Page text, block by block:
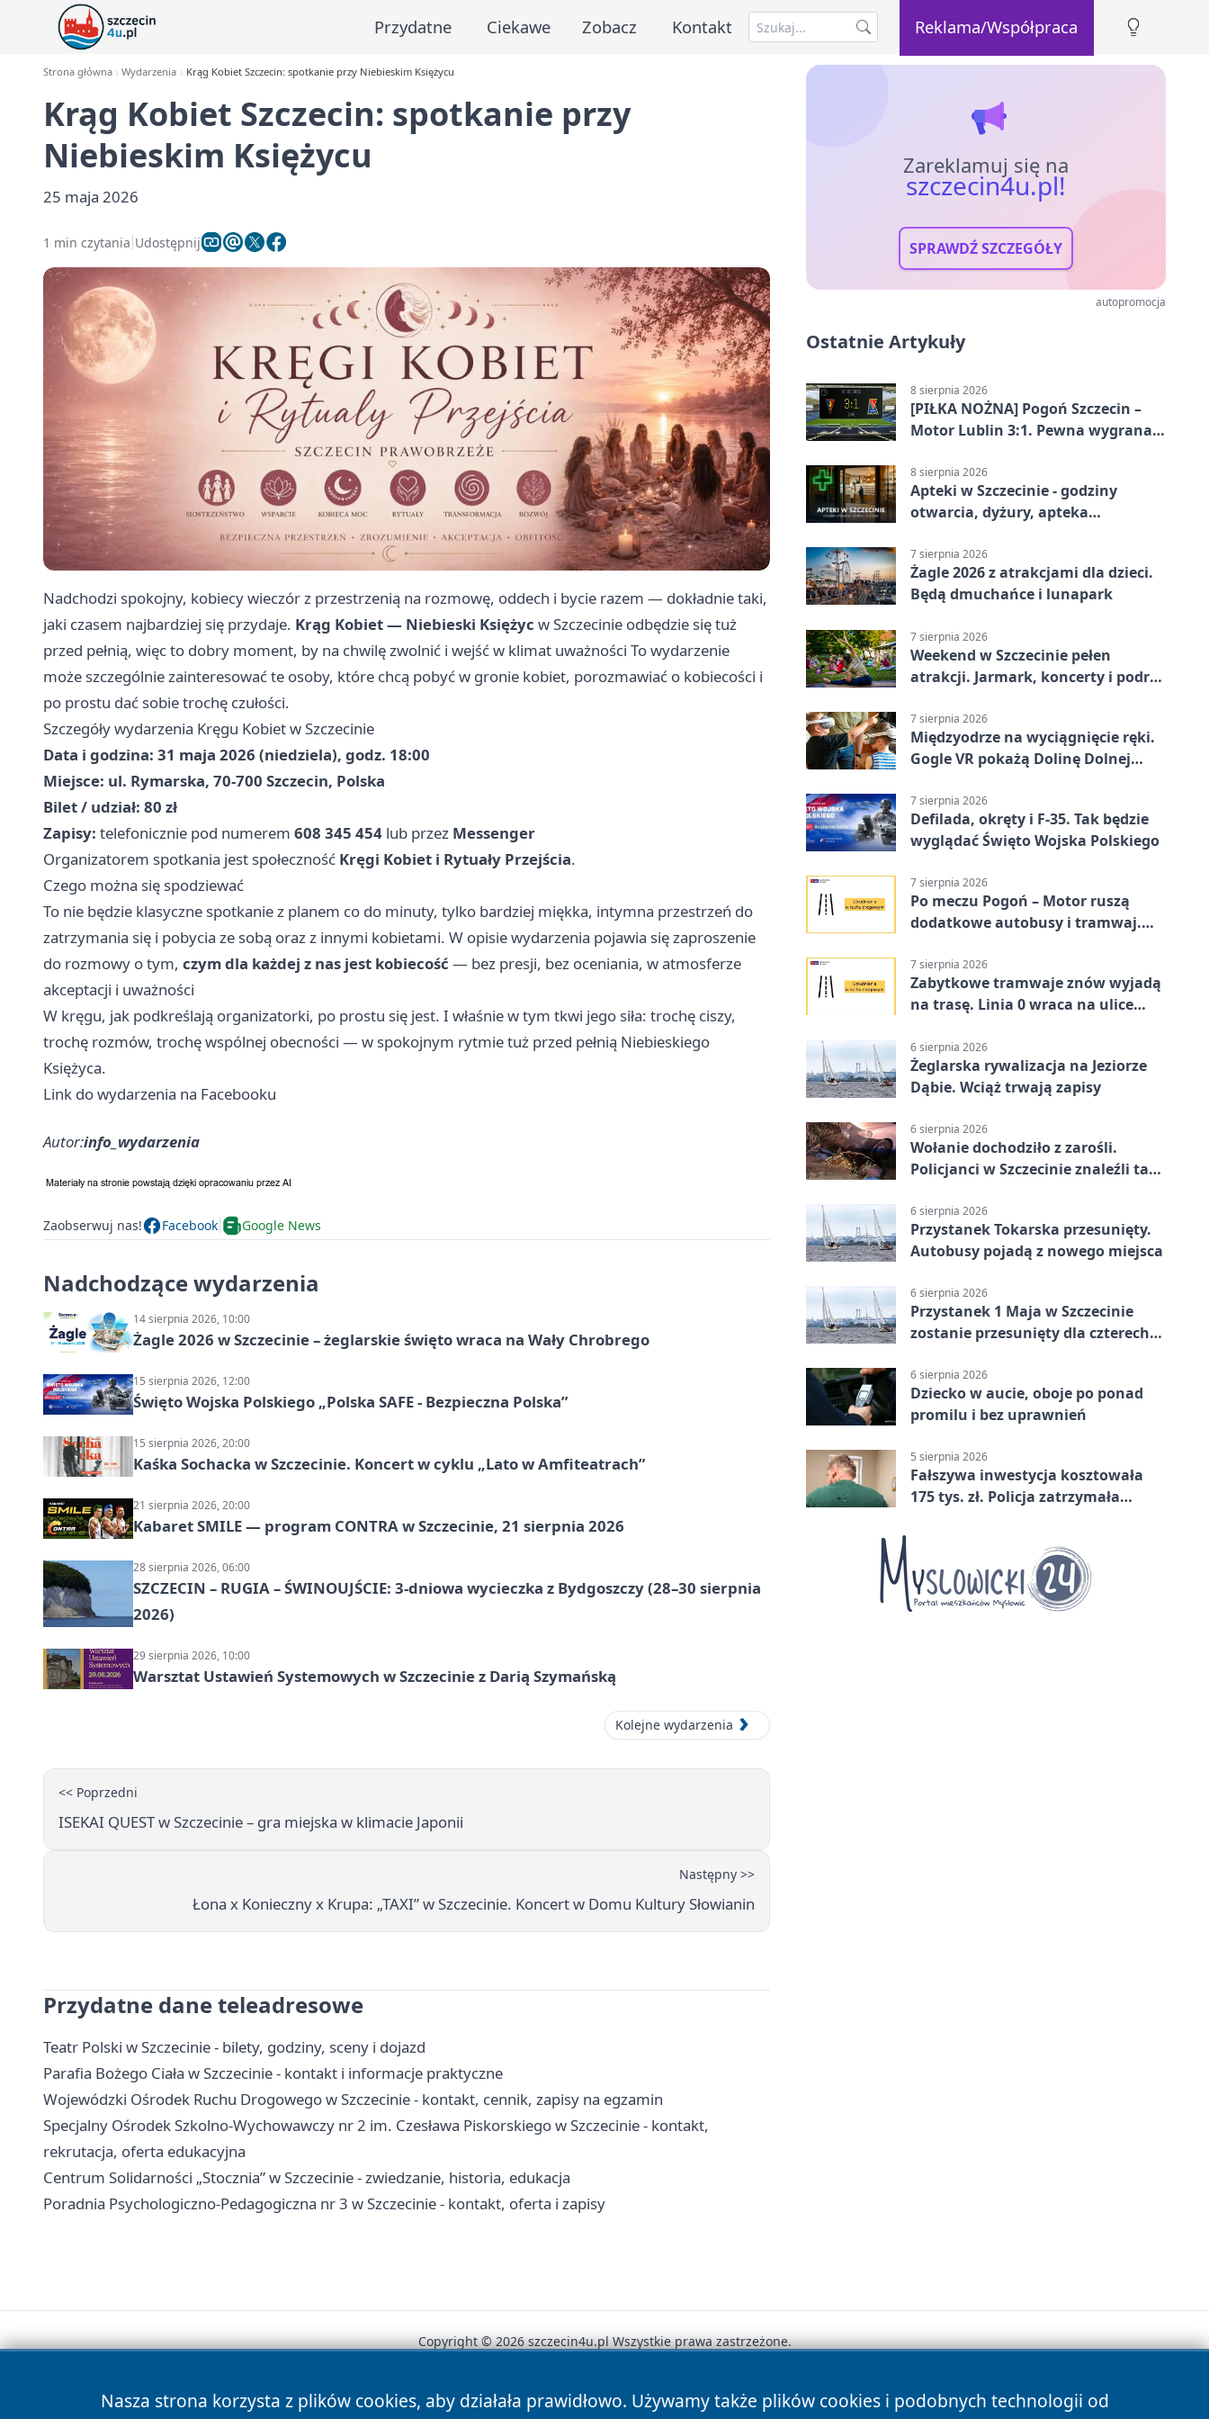
Przydatne Ciekawe Zobacz Kontakt Reklama/Współpraca
Strona główna Wydarzenia Krąg Kobiet Szczecin: spotkanie przy Niebieskim Księżycu
Krąg Kobiet Szczecin: spotkanie przy
Niebieskim Księżycu
25 maja 2026
1 min czytania Udostępnij
Nadchodzi spokojny, kobiecy wieczór z przestrzenią na rozmowę, oddech i bycie razem — dokładnie taki,
jaki czasem najbardziej się przydaje. Krąg Kobiet — Niebieski Księżyc w Szczecinie odbędzie się tuż
przed pełnią, więc to dobry moment, by na chwilę zwolnić i wejść w klimat uważności To wydarzenie
może szczególnie zainteresować te osoby, które chcą pobyć w gronie kobiet, porozmawiać o kobiecości i
po prostu dać sobie trochę czułości.
Szczegóły wydarzenia Kręgu Kobiet w Szczecinie
Data i godzina: 31 maja 2026 (niedziela), godz. 18:00
Miejsce: ul. Rymarska, 70-700 Szczecin, Polska
Bilet / udział: 80 zł
Zapisy: telefonicznie pod numerem 608 345 454 lub przez Messenger
Organizatorem spotkania jest społeczność Kręgi Kobiet i Rytuały Przejścia.
Czego można się spodziewać
To nie będzie klasyczne spotkanie z planem co do minuty, tylko bardziej miękka, intymna przestrzeń do
zatrzymania się i pobycia ze sobą oraz z innymi kobietami. W opisie wydarzenia pojawia się zaproszenie
do rozmowy o tym, czym dla każdej z nas jest kobiecość — bez presji, bez oceniania, w atmosferze
akceptacji i uważności
W kręgu, jak podkreślają organizatorki, po prostu się jest. I właśnie w tym tkwi jego siła: trochę ciszy,
trochę rozmów, trochę wspólnej obecności — w spokojnym rytmie tuż przed pełnią Niebieskiego
Księżyca.
Link do wydarzenia na Facebooku
Autor:info_wydarzenia
Zaobserwuj nas! Facebook Google News
Nadchodzące wydarzenia
14 sierpnia 2026, 10:00
Żagle 2026 w Szczecinie – żeglarskie święto wraca na Wały Chrobrego
15 sierpnia 2026, 12:00
Święto Wojska Polskiego „Polska SAFE - Bezpieczna Polska”
15 sierpnia 2026, 20:00
Kaśka Sochacka w Szczecinie. Koncert w cyklu „Lato w Amfiteatrach”
21 sierpnia 2026, 20:00
Kabaret SMILE — program CONTRA w Szczecinie, 21 sierpnia 2026
28 sierpnia 2026, 06:00
SZCZECIN – RUGIA – ŚWINOUJŚCIE: 3-dniowa wycieczka z Bydgoszczy (28–30 sierpnia
2026)
29 sierpnia 2026, 10:00
Warsztat Ustawień Systemowych w Szczecinie z Darią Szymańską
Kolejne wydarzenia
<< Poprzedni
ISEKAI QUEST w Szczecinie – gra miejska w klimacie Japonii
Następny >>
Łona x Konieczny x Krupa: „TAXI” w Szczecinie. Koncert w Domu Kultury Słowianin
Przydatne dane teleadresowe
Teatr Polski w Szczecinie - bilety, godziny, sceny i dojazd
Parafia Bożego Ciała w Szczecinie - kontakt i informacje praktyczne
Wojewódzki Ośrodek Ruchu Drogowego w Szczecinie - kontakt, cennik, zapisy na egzamin
Specjalny Ośrodek Szkolno-Wychowawczy nr 2 im. Czesława Piskorskiego w Szczecinie - kontakt,
rekrutacja, oferta edukacyjna
Centrum Solidarności „Stocznia” w Szczecinie - zwiedzanie, historia, edukacja
Poradnia Psychologiczno-Pedagogiczna nr 3 w Szczecinie - kontakt, oferta i zapisy
Zareklamuj się na
szczecin4u.pl!
SPRAWDŹ SZCZEGÓŁY
autopromocja
Ostatnie Artykuły
8 sierpnia 2026
[PIŁKA NOŻNA] Pogoń Szczecin –
Motor Lublin 3:1. Pewna wygrana
8 sierpnia 2026
Apteki w Szczecinie - godziny
otwarcia, dyżury, apteka
7 sierpnia 2026
Żagle 2026 z atrakcjami dla dzieci.
Będą dmuchańce i lunapark
7 sierpnia 2026
Weekend w Szczecinie pełen
atrakcji. Jarmark, koncerty i podróż
7 sierpnia 2026
Międzyodrze na wyciągnięcie ręki.
Gogle VR pokażą Dolinę Dolnej
7 sierpnia 2026
Defilada, okręty i F-35. Tak będzie
wyglądać Święto Wojska Polskiego
7 sierpnia 2026
Po meczu Pogoń – Motor ruszą
dodatkowe autobusy i tramwaj.
7 sierpnia 2026
Zabytkowe tramwaje znów wyjadą
na trasę. Linia 0 wraca na ulice
6 sierpnia 2026
Żeglarska rywalizacja na Jeziorze
Dąbie. Wciąż trwają zapisy
6 sierpnia 2026
Wołanie dochodziło z zarośli.
Policjanci w Szczecinie znaleźli tam
6 sierpnia 2026
Przystanek Tokarska przesunięty.
Autobusy pojadą z nowego miejsca
6 sierpnia 2026
Przystanek 1 Maja w Szczecinie
zostanie przesunięty dla czterech
6 sierpnia 2026
Dziecko w aucie, oboje po ponad
promilu i bez uprawnień
5 sierpnia 2026
Fałszywa inwestycja kosztowała
175 tys. zł. Policja zatrzymała
Nasza strona korzysta z plików cookies, aby działała prawidłowo. Używamy także plików cookies i podobnych technologii od
Copyright © 2026 szczecin4u.pl Wszystkie prawa zastrzeżone.
News Autorzy Polityka Prywatności Polityka Cookies